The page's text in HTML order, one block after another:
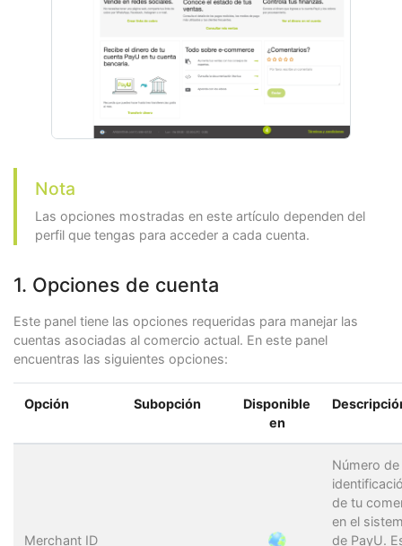
Nota
Las opciones mostradas en este artículo dependen del
perfil que tengas para acceder a cada cuenta.
1. Opciones de cuenta
Este panel tiene las opciones requeridas para manejar las
cuentas asociadas al comercio actual. En este panel
encuentras las siguientes opciones:
Opción Subopción
Disponible
en
Merchant ID
Número de
de tu
en el
de PayU.